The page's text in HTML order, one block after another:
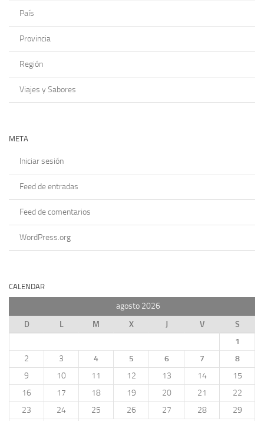
País
Provincia
Región
Viajes y Sabores
META
Iniciar sesión
Feed de entradas
Feed de comentarios
WordPress.org
CALENDAR
agosto 2026
D
L M X J V
S
1
2
3 4 5 6 7
8
9
10 11 12 13 14
15
16
17 18 19 20 21
22
23
24 25 26 27 28
29